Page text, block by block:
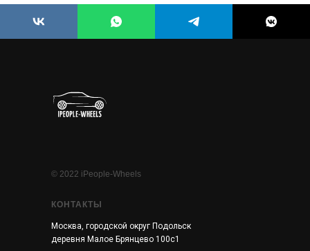
КОНТАКТЫ
Москва, городской округ Подольск
деревня Малое Брянцево 100с1
© 2022 iPeople-Wheels